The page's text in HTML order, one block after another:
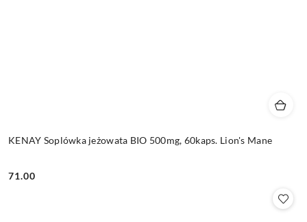
KENAY Soplówka jeżowata BIO 500mg, 60kaps. Lion's Mane
Cena:
71.00